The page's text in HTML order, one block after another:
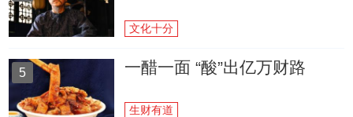
文化十分
5 一醋一面 “酸”出亿万财路
生财有道